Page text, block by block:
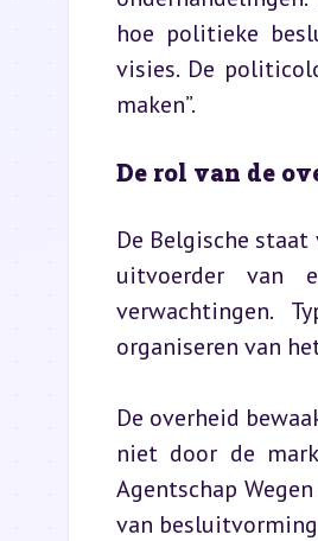
hoe politieke
visies. De
maken”.
De rol van de
De Belgische
uitvoerder van
verwachtingen.
organiseren van
De overheid
niet door de
Agentschap
van